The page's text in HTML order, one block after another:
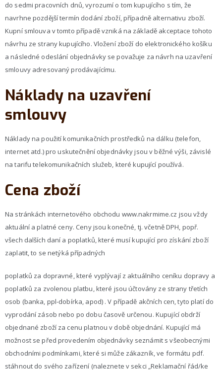
do sedmi pracovních dnů, vyrozumí o tom kupujícího s tím, že
navrhne pozdější termín dodání zboží, případně alternativu zboží.
Kupní smlouva v tomto případě vzniká na základě akceptace tohoto
návrhu ze strany kupujícího. Vložení zboží do elektronického košíku
a následné odeslání objednávky se považuje za návrh na uzavření
smlouvy adresovaný prodávajícímu.
Náklady na uzavření
smlouvy
Náklady na použití komunikačních prostředků na dálku (telefon,
internet atd.) pro uskutečnění objednávky jsou v běžné výši, závislé
na tarifu telekomunikačních služeb, které kupující používá.
Cena zboží
Na stránkách internetového obchodu www.nakrmime.cz jsou vždy
aktuální a platné ceny. Ceny jsou konečné, tj. včetně DPH, popř.
všech dalších daní a poplatků, které musí kupující pro získání zboží
zaplatit, to se netýká případných
poplatků za dopravné, které vyplývají z aktuálního ceníku dopravy a
poplatků za zvolenou platbu, které jsou účtovány ze strany třetích
osob (banka, ppl-dobírka, apod) . V případě akčních cen, tyto platí do
vyprodání zásob nebo po dobu časově určenou. Kupující obdrží
objednané zboží za cenu platnou v době objednání. Kupující má
možnost se před provedením objednávky seznámit s všeobecnými
obchodními podmínkami, které si může zákazník, ve formátu pdf.
stáhnout do svého zařízení (naleznete v sekci „Reklamační řád/ke